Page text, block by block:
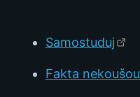
Samostuduj
Fakta nekoušou